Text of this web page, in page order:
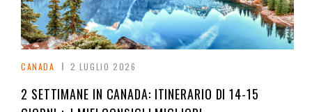
CANADA 2 LUGLIO 2026
2 SETTIMANE IN CANADA: ITINERARIO DI 14-15